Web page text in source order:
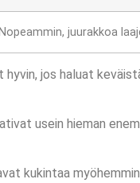
Nopeammin, juurakkoa
jos haluat
usein hieman
kukintaa